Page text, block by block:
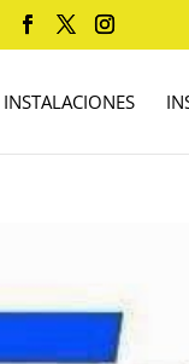
INSTALACIONES